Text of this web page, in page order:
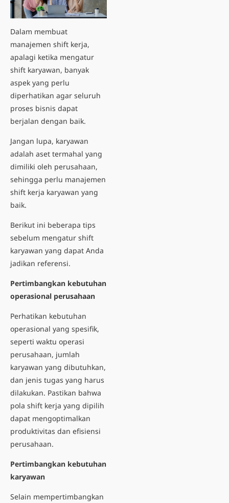
Dalam membuat
manajemen shift kerja,
apalagi ketika mengatur
shift karyawan, banyak
aspek yang perlu
diperhatikan agar seluruh
proses bisnis dapat
berjalan dengan baik.
Jangan lupa, karyawan
adalah aset termahal yang
dimiliki oleh perusahaan,
sehingga perlu manajemen
shift kerja karyawan yang
baik.
Berikut ini beberapa tips
sebelum mengatur shift
karyawan yang dapat Anda
jadikan referensi.
Pertimbangkan kebutuhan
operasional perusahaan
Perhatikan kebutuhan
operasional yang spesifik,
seperti waktu operasi
perusahaan, jumlah
karyawan yang dibutuhkan,
dan jenis tugas yang harus
dilakukan. Pastikan bahwa
pola shift kerja yang dipilih
dapat mengoptimalkan
produktivitas dan efisiensi
perusahaan.
Pertimbangkan kebutuhan
karyawan
Selain mempertimbangkan